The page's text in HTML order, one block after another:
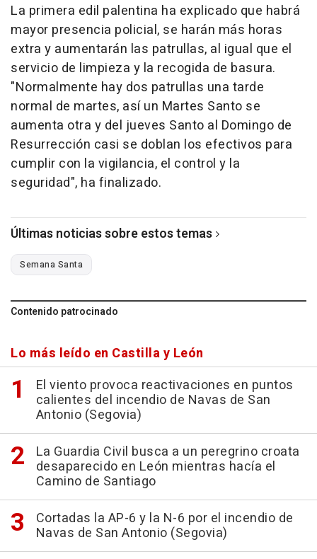
La primera edil palentina ha explicado que habrá
mayor presencia policial, se harán más horas
extra y aumentarán las patrullas, al igual que el
servicio de limpieza y la recogida de basura.
"Normalmente hay dos patrullas una tarde
normal de martes, así un Martes Santo se
aumenta otra y del jueves Santo al Domingo de
Resurrección casi se doblan los efectivos para
cumplir con la vigilancia, el control y la
seguridad", ha finalizado.
Últimas noticias sobre estos temas
Semana Santa
Contenido patrocinado
Lo más leído en Castilla y León
El viento provoca reactivaciones en puntos
calientes del incendio de Navas de San
Antonio (Segovia)
La Guardia Civil busca a un peregrino croata
desaparecido en León mientras hacía el
Camino de Santiago
Cortadas la AP-6 y la N-6 por el incendio de
Navas de San Antonio (Segovia)